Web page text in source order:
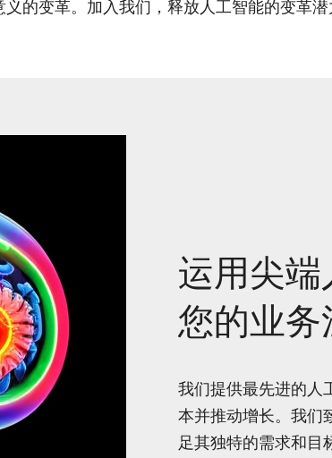
的变革。加入我们，释放人工智能的变革潜
运用尖
您的业务
我们提供最先进的人
本并推动增长。我们
足其独特的需求和目